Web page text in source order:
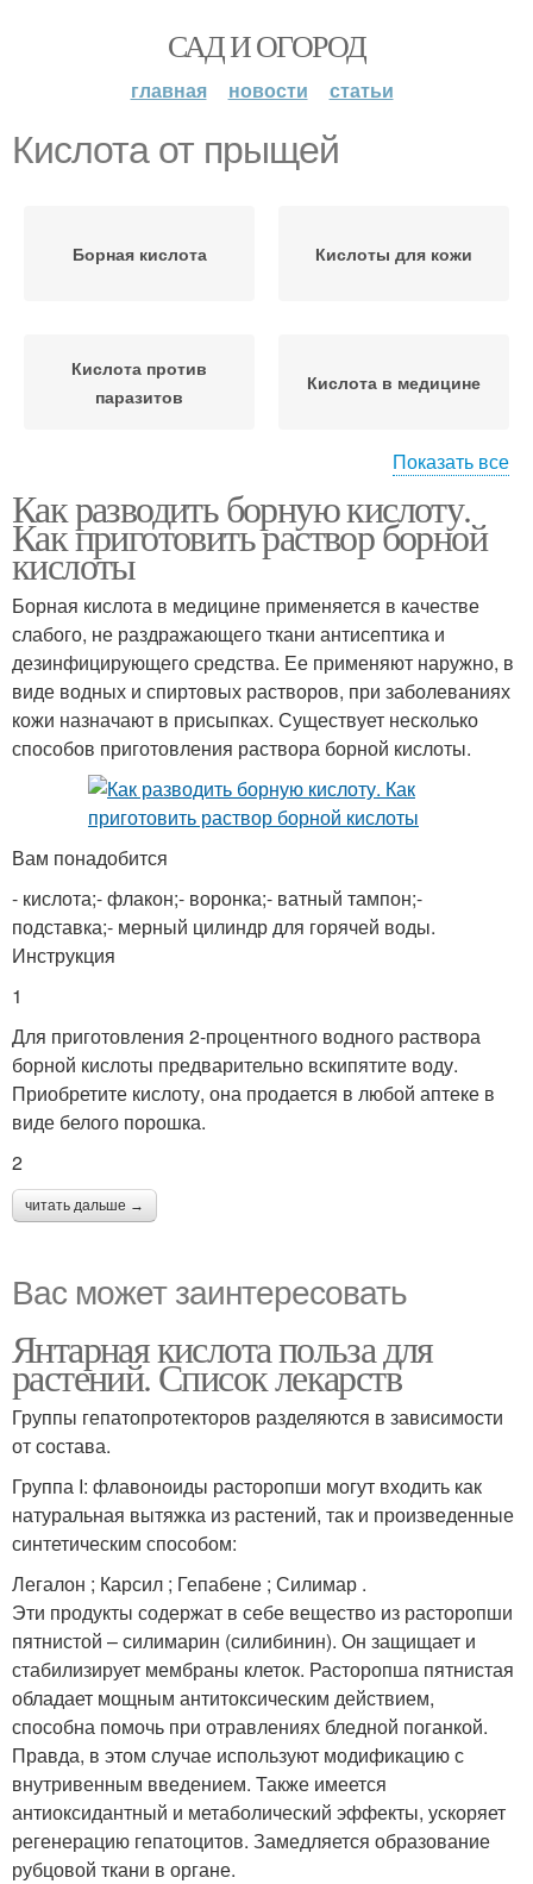
САД И ОГОРОД
главная новости статьи
Кислота от прыщей
Борная кислота Кислоты для кожи
Кислота против
паразитов
Кислота в медицине
опрыскивания
Кислота для растений
Кислота от муравьев
Приманки с борной
кислотой
Показать все
Как разводить борную кислоту.
Как приготовить раствор борной
кислоты
Борная кислота в медицине применяется в качестве
слабого, не раздражающего ткани антисептика и
дезинфицирующего средства. Ее применяют наружно, в
виде водных и спиртовых растворов, при заболеваниях
кожи назначают в присыпках. Существует несколько
способов приготовления раствора борной кислоты.
Вам понадобится
- кислота;- флакон;- воронка;- ватный тампон;-
подставка;- мерный цилиндр для горячей воды.
Инструкция
1
Для приготовления 2-процентного водного раствора
борной кислоты предварительно вскипятите воду.
Приобретите кислоту, она продается в любой аптеке в
виде белого порошка.
2
читать дальше →
Вас может заинтересовать
Янтарная кислота польза для
растений. Список лекарств
Группы гепатопротекторов разделяются в зависимости
от состава.
Группа I: флавоноиды расторопши могут входить как
натуральная вытяжка из растений, так и произведенные
синтетическим способом:
Легалон ; Карсил ; Гепабене ; Силимар .
Эти продукты содержат в себе вещество из расторопши
пятнистой – силимарин (силибинин). Он защищает и
стабилизирует мембраны клеток. Расторопша пятнистая
обладает мощным антитоксическим действием,
способна помочь при отравлениях бледной поганкой.
Правда, в этом случае используют модификацию с
внутривенным введением. Также имеется
антиоксидантный и метаболический эффекты, ускоряет
регенерацию гепатоцитов. Замедляется образование
рубцовой ткани в органе.